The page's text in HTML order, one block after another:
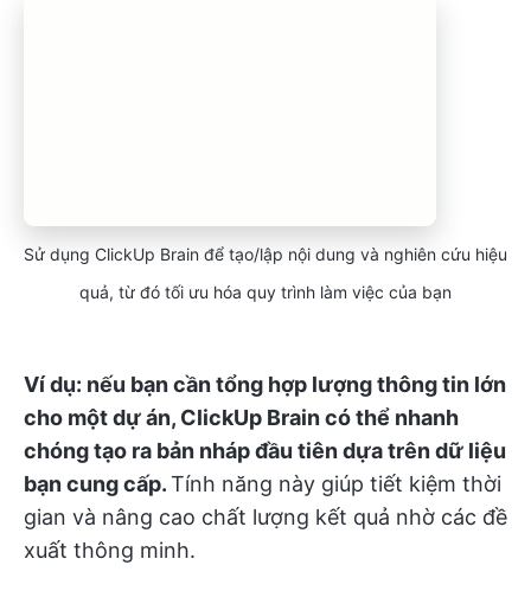
Sử dụng ClickUp Brain để tạo/lập nội dung và nghiên cứu hiệu
quả, từ đó tối ưu hóa quy trình làm việc của bạn
Ví dụ: nếu bạn cần tổng hợp lượng thông tin lớn
cho một dự án, ClickUp Brain có thể nhanh
chóng tạo ra bản nháp đầu tiên dựa trên dữ liệu
bạn cung cấp.Tính năng này giúp tiết kiệm thời
gian và nâng cao chất lượng kết quả nhờ các đề
xuất thông minh.